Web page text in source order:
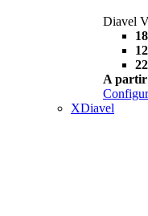
Diavel
A partir
XDiavel